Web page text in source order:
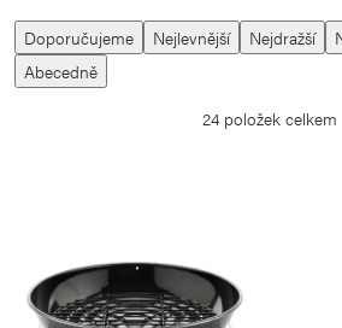
Ř
a
z
Doporučujeme Nejlevnější Nejdražší
Abecedně
24 položek celkem
p